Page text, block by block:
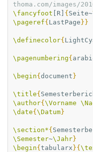
thoma.com/images/
\fancyfoot [R] { Seite~
\pageref{ LastPage }}
\definecolor{
\pagenumbering{
\begin{ document }
\title{
\author{ \Vorname
\date{ \Datum}
\section*{
\Semester~\Jahr}
\begin{ tabularx }{